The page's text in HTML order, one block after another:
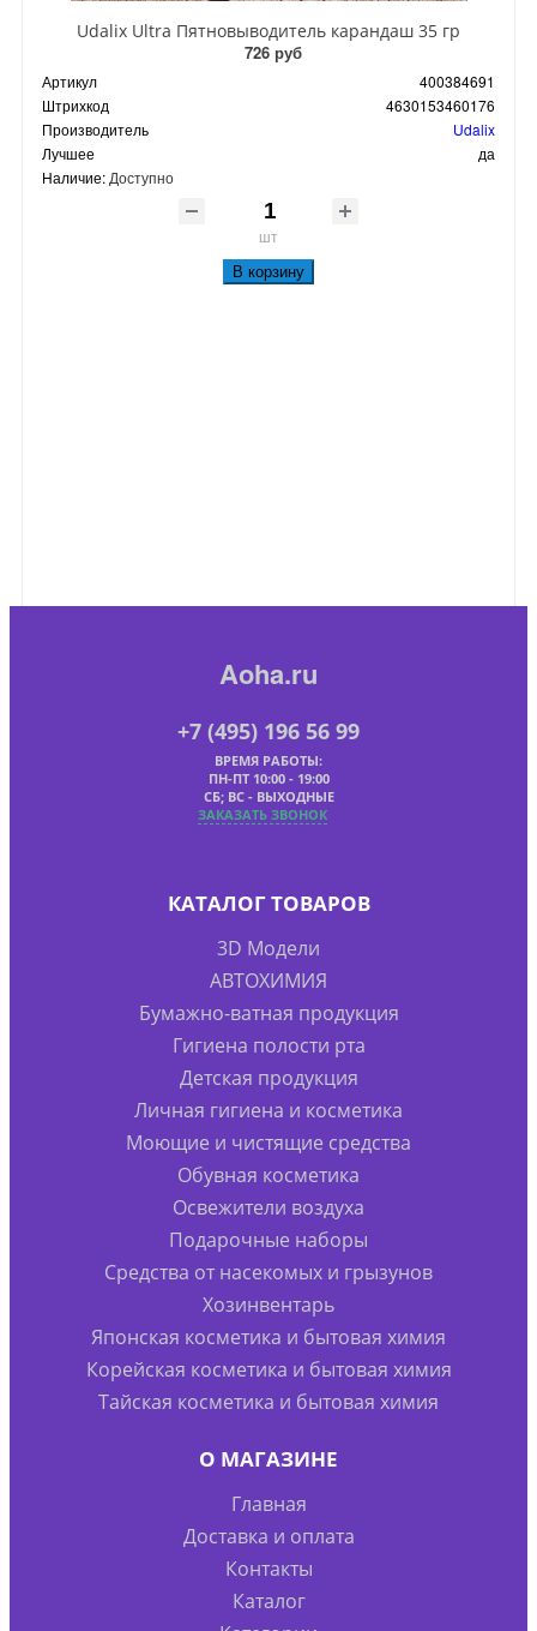
Udalix Ultra Пятновыводитель карандаш 35 гр
726 руб
Артикул
400384691
Штрихкод
4630153460176
Производитель
Udalix
Лучшее
да
Наличие: Доступно
шт
В корзину
Aoha.ru
+7 (495) 196 56 99
ВРЕМЯ РАБОТЫ:
ПН-ПТ 10:00 - 19:00
СБ; ВС - ВЫХОДНЫЕ
ЗАКАЗАТЬ ЗВОНОК
КАТАЛОГ ТОВАРОВ
3D Модели
АВТОХИМИЯ
Бумажно-ватная продукция
Гигиена полости рта
Детская продукция
Личная гигиена и косметика
Моющие и чистящие средства
Обувная косметика
Освежители воздуха
Подарочные наборы
Средства от насекомых и грызунов
Хозинвентарь
Японская косметика и бытовая химия
Корейская косметика и бытовая химия
Тайская косметика и бытовая химия
О МАГАЗИНЕ
Главная
Доставка и оплата
Контакты
Каталог